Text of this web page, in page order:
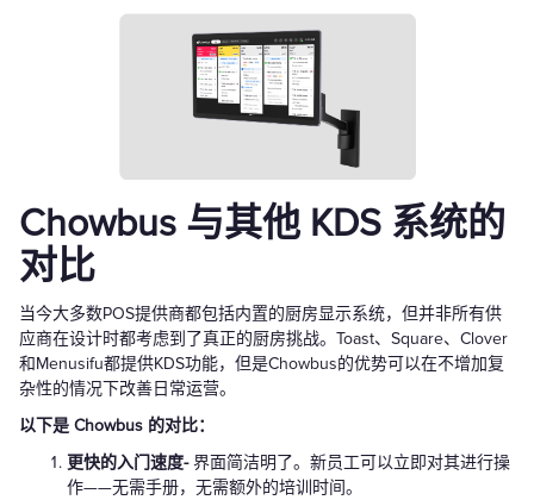
Chowbus 与其他 KDS 系统的
对比
当今大多数POS提供商都包括内置的厨房显示系统，但并非所有供
应商在设计时都考虑到了真正的厨房挑战。Toast、Square、Clover
和Menusifu都提供KDS功能，但是Chowbus的优势可以在不增加复
杂性的情况下改善日常运营。
以下是 Chowbus 的对比：
更快的入门速度-界面简洁明了。新员工可以立即对其进行操
作——无需手册，无需额外的培训时间。